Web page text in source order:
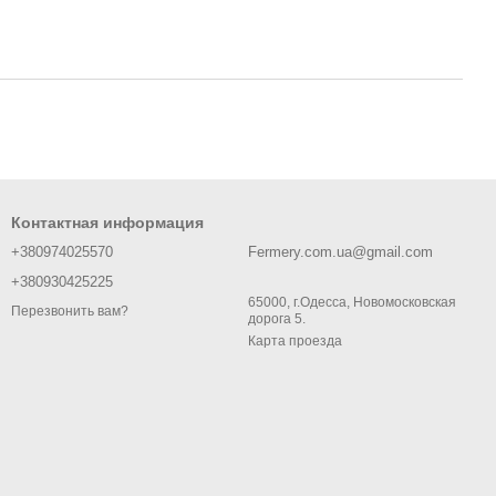
Контактная информация
+380974025570
+380930425225
Перезвонить вам?
Fermery.com.ua@gmail.com
65000, г.Одесса, Новомосковская
дорога 5.
Карта проезда